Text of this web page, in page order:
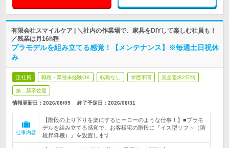
有限会社スマイルケア | ＼社内の作業場で、家具をDIYして楽しむ社員も！
／残業は月16h程
プラモデルを組み立てる感覚！【メンテナンス】※毎週土日祝休
み
正社員 職種・業種未経験OK 転勤なし 学歴不問 完全週休2日制
第二新卒歓迎
情報更新日：2026/08/05 終了予定日： 2026/08/31
仕事内容
【階段の上り下りを楽にするヒーローのような仕事！】■プラモ
デルを組み立てる感覚で、お客様宅の階段に『イス型リフト（階
段昇降機）』を設置します